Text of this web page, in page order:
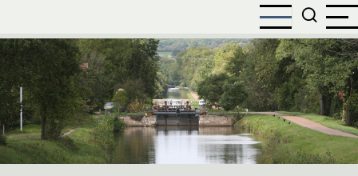
naar
de
inhoud
gaan